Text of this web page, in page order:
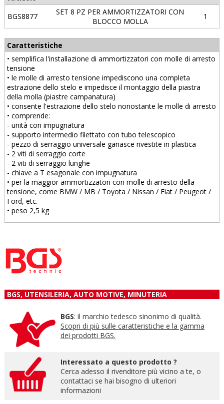
BGS8877
SET 8 PZ PER AMMORTIZZATORI CON
BLOCCO MOLLA
1
Caratteristiche
• semplifica l'installazione di ammortizzatori con molle di arresto
tensione
• le molle di arresto tensione impediscono una completa
estrazione dello stelo e impedisce il montaggio della piastra
della molla (piastre campanatura)
• consente l'estrazione dello stelo nonostante le molle di arresto
• comprende:
- unità con impugnatura
- supporto intermedio filettato con tubo telescopico
- pezzo di serraggio universale ganasce rivestite in plastica
- 2 viti di serraggio corte
- 2 viti di serraggio lunghe
- chiave a T esagonale con impugnatura
• per la maggior ammortizzatori con molle di arresto della
tensione, come BMW / MB / Toyota / Nissan / Fiat / Peugeot /
Ford, etc.
• peso 2,5 kg
BGS, UTENSILERIA, AUTO MOTIVE, MINUTERIA
BGS: il marchio tedesco sinonimo di qualità.
Scopri di più sulle caratteristiche e la gamma
dei prodotti BGS.
Interessato a questo prodotto ?
Cerca adesso il rivenditore più vicino a te, o
contattaci se hai bisogno di ulteriori
informazioni